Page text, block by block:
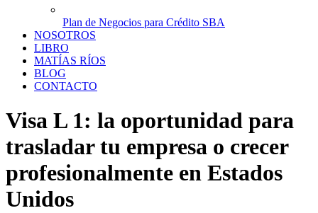
Plan de Negocios para Crédito SBA
NOSOTROS
LIBRO
MATÍAS RÍOS
BLOG
CONTACTO
Visa L 1: la oportunidad para
trasladar tu empresa o crecer
profesionalmente en Estados
Unidos